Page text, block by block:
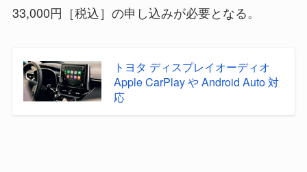
33,000円［税込］の申し込みが必要となる。
トヨタ ディスプレイオーディオ
Apple CarPlay や Android Auto 対
応